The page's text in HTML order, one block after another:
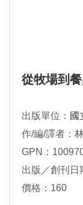
從牧場到
出版單位： 國
作/編/譯者：
GPN：
出版／創刊日
價格：160